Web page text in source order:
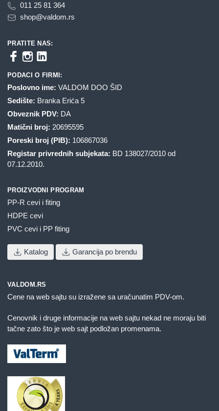
011 25 81 364
shop@valdom.rs
PRATITE NAS:
PODACI O FIRMI:
Poslovno ime: VALDOM DOO ŠID
Sedište: Branka Erića 5
Obveznik PDV: DA
Matični broj: 20695595
Poreski broj (PIB): 106867036
Registar privrednih subjekata: BD 138027/2010 od
07.12.2010.
PROIZVODNI PROGRAM
PP-R cevi i fiting
HDPE cevi
PVC cevi i PP fiting
Katalog Garancija po brendu
VALDOM.RS
Cene na web sajtu su izražene sa uračunatim PDV-om.
Cenovnik i druge informacije na web sajtu nekad ne moraju biti
tačne zato što je web sajt podložan promenama.